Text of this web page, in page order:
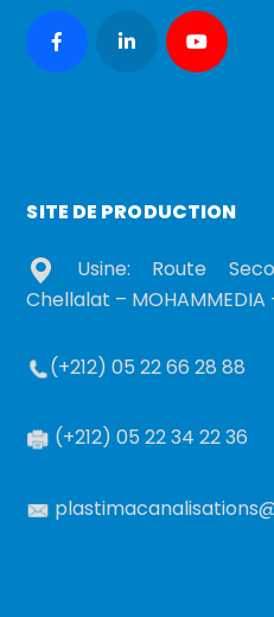
SITE DE PRODUCTION
Usine: Route
Chellalat – MOHAMMEDIA
(+212) 05 22 66 28 88
(+212) 05 22 34 22 36